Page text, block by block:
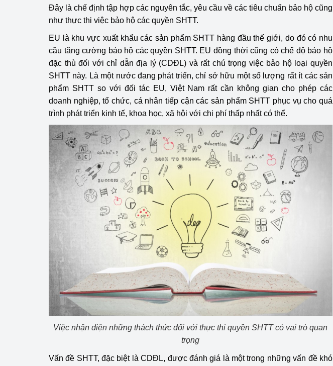
Đây là chế định tập hợp các nguyên tắc, yêu cầu về các tiêu chuẩn bảo hộ cũng
như thực thi việc bảo hộ các quyền SHTT.
EU là khu vực xuất khẩu các sản phẩm SHTT hàng đầu thế giới, do đó có nhu
cầu tăng cường bảo hộ các quyền SHTT. EU đồng thời cũng có chế độ bảo hộ
đặc thù đối với chỉ dẫn địa lý (CDĐL) và rất chú trọng việc bảo hộ loại quyền
SHTT này. Là một nước đang phát triển, chỉ sở hữu một số lượng rất ít các sản
phẩm SHTT so với đối tác EU, Việt Nam rất cần không gian cho phép các
doanh nghiệp, tổ chức, cá nhân tiếp cận các sản phẩm SHTT phục vụ cho quá
trình phát triển kinh tế, khoa học, xã hội với chi phí thấp nhất có thể.
Việc nhận diện những thách thức đối với thực thi quyền SHTT có vai trò quan
trọng
Vấn đề SHTT, đặc biệt là CDĐL, được đánh giá là một trong những vấn đề khó